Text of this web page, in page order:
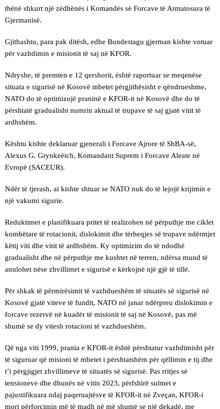
thënë shkurt një zëdhënës i Komandës së Forcave të Armatosura të
Gjermanisë.
Gjithashtu, para pak ditësh, edhe Bundestagu gjerman kishte votuar
për vazhdimin e misionit të saj në KFOR.
Ndryshe, të premten e 12 qershorit, është raportuar se meqenëse
situata e sigurisë në Kosovë mbetet përgjithësisht e qëndrueshme,
NATO do të optimizojë praninë e KFOR-it në Kosovë dhe do të
përshtatë gradualisht numrin aktual të trupave të saj gjatë vitit të
ardhshëm.
Kështu kishte deklaruar gjenerali i Forcave Ajrore të ShBA-së,
Alexus G. Grynkeëich, Komandant Suprem i Forcave Aleate në
Evropë (SACEUR).
Ndër të tjerash, ai kishte shtuar se NATO nuk do të lejojë krijimin e
një vakumi sigurie.
Reduktimet e planifikuara pritet të realizohen në përputhje me ciklet
kombëtare të rotacionit, dislokimit dhe tërheqjes së trupave ndërmjet
këtij viti dhe vitit të ardhshëm. Ky optimizim do të ndodhë
gradualisht dhe në përputhje me kushtet në terren, ndërsa mund të
anulohet nëse zhvillimet e sigurisë e kërkojnë një gjë të tillë.
Për shkak të përmirësimit të vazhdueshëm të situatës së sigurisë në
Kosovë gjatë viteve të fundit, NATO në janar ndërpreu dislokimin e
forcave rezervë në kuadër të misionit të saj në Kosovë, pas më
shumë se dy vitesh rotacioni të vazhdueshëm.
Që nga viti 1999, prania e KFOR-it është përshtatur vazhdimisht për
të siguruar që misioni të mbetet i përshtatshëm për qëllimin e tij dhe
t’i përgjigjet zhvillimeve të situatës së sigurisë. Pas rritjes së
tensioneve dhe dhunës në vitin 2023, përfshirë sulmet e
pajustifikuara ndaj paqeruajtësve të KFOR-it në Zveçan, KFOR-i
mori përforcimin më të madh në më shumë se një dekadë, me